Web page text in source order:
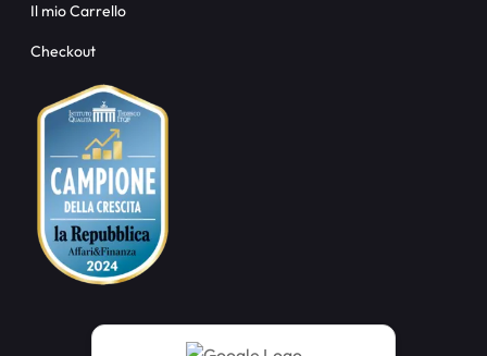
Il mio Carrello
Checkout